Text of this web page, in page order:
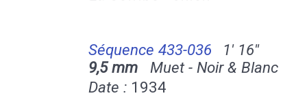
Séquence 433-036
1' 16''
9,5 mm Muet - Noir & Blanc
Date : 1934